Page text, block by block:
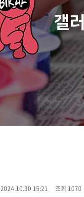
갤
2024.10.30 15:21 조회 1070